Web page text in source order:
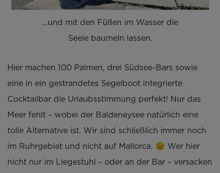
…und mit den Füßen im Wasser die
Seele baumeln lassen.
Hier machen 100 Palmen, drei Südsee-Bars sowie
eine in ein gestrandetes Segelboot integrierte
Cocktailbar die Urlaubsstimmung perfekt! Nur das
Meer fehlt – wobei der Baldeneysee natürlich eine
tolle Alternative ist. Wir sind schließlich immer noch
im Ruhrgebiet und nicht auf Mallorca. 😉 Wer hier
nicht nur im Liegestuhl – oder an der Bar – versacken